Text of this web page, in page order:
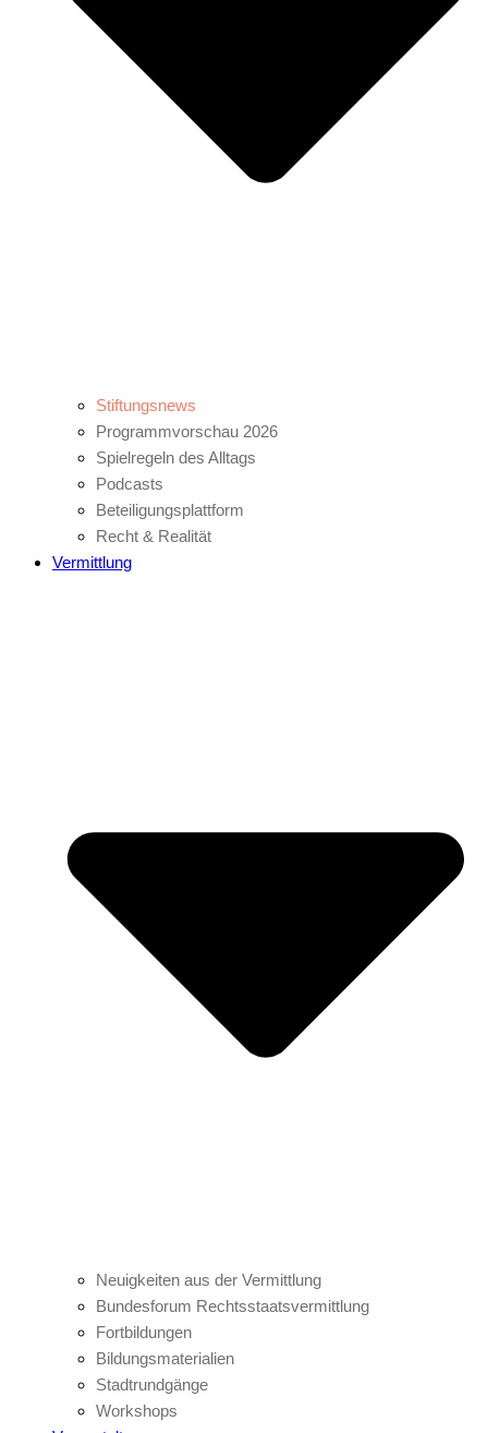
Stiftungsnews
Programmvorschau 2026
Spielregeln des Alltags
Podcasts
Beteiligungsplattform
Recht & Realität
Vermittlung
Neuigkeiten aus der Vermittlung
Bundesforum Rechtsstaatsvermittlung
Fortbildungen
Bildungsmaterialien
Stadtrundgänge
Workshops